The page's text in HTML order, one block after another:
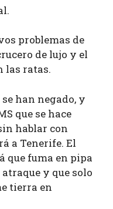
problemas de
de lujo y el
las ratas.
han negado, y
que se hace
hablar con
a Tenerife. El
que fuma en pipa
y que solo
tierra en